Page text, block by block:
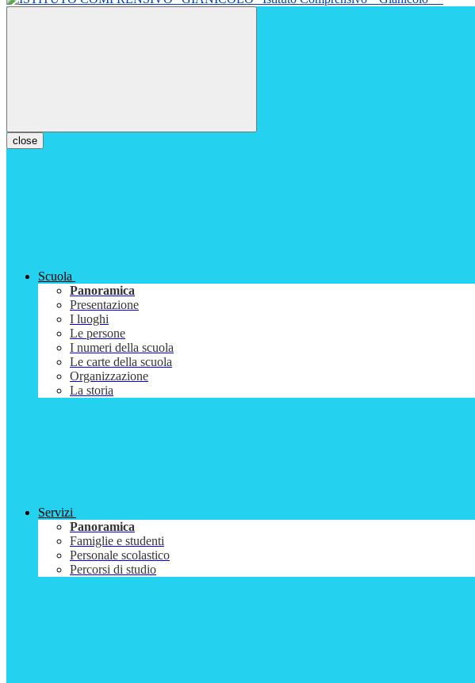
close
Scuola
Panoramica
Presentazione
I luoghi
Le persone
I numeri della scuola
Le carte della scuola
Organizzazione
La storia
Servizi
Panoramica
Famiglie e studenti
Personale scolastico
Percorsi di studio